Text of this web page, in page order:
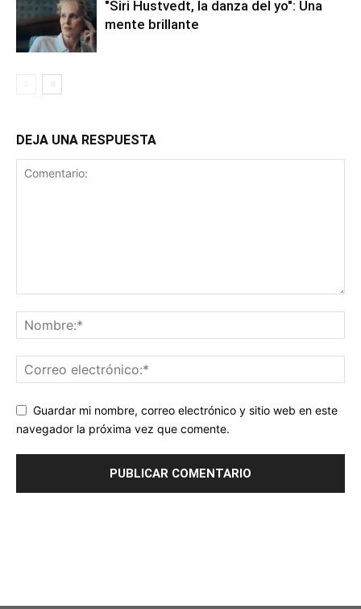
"Siri Hustvedt, la danza del yo": Una
mente brillante
DEJA UNA RESPUESTA
Guardar mi nombre, correo electrónico y sitio web en este
navegador la próxima vez que comente.